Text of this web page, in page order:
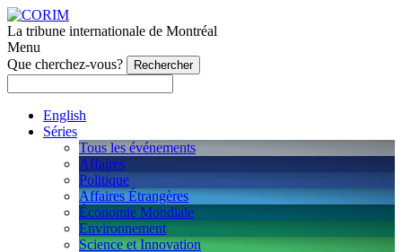
La tribune internationale de Montréal
Menu
Que cherchez-vous?
English
Séries
Tous les événements
Affaires
Politique
Affaires Étrangères
Économie Mondiale
Environnement
Science et Innovation